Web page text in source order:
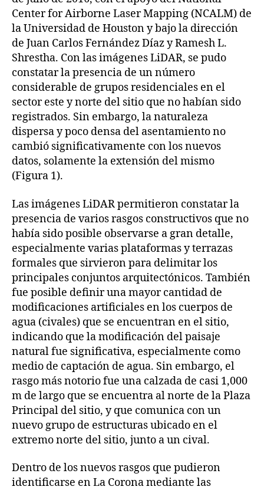
Center for Airborne Laser Mapping (NCALM) de
la Universidad de Houston y bajo la dirección
de Juan Carlos Fernández Díaz y Ramesh L.
Shrestha. Con las imágenes LiDAR, se pudo
constatar la presencia de un número
considerable de grupos residenciales en el
sector este y norte del sitio que no habían sido
registrados. Sin embargo, la naturaleza
dispersa y poco densa del asentamiento no
cambió significativamente con los nuevos
datos, solamente la extensión del mismo
(Figura 1).
Las imágenes LiDAR permitieron constatar la
presencia de varios rasgos constructivos que no
había sido posible observarse a gran detalle,
especialmente varias plataformas y terrazas
formales que sirvieron para delimitar los
principales conjuntos arquitectónicos. También
fue posible definir una mayor cantidad de
modificaciones artificiales en los cuerpos de
agua (civales) que se encuentran en el sitio,
indicando que la modificación del paisaje
natural fue significativa, especialmente como
medio de captación de agua. Sin embargo, el
rasgo más notorio fue una calzada de casi 1,000
m de largo que se encuentra al norte de la Plaza
Principal del sitio, y que comunica con un
nuevo grupo de estructuras ubicado en el
extremo norte del sitio, junto a un cival.
Dentro de los nuevos rasgos que pudieron
identificarse en La Corona mediante las